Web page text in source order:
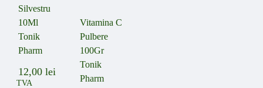
Silvestru
10Ml
Tonik
Pharm
12,00 lei
TVA
Vitamina C
Pulbere
100Gr
Tonik
Pharm